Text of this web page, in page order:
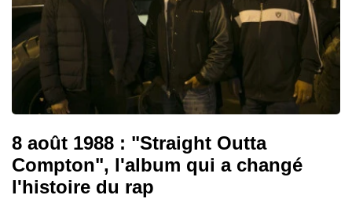
8 août 1988 : "Straight Outta
Compton", l'album qui a changé
l'histoire du rap